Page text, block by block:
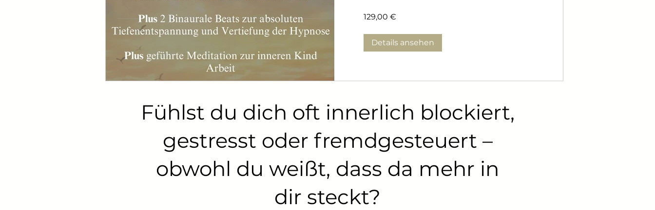
selbst
zurückgewinnen
129,00 €
Details ansehen
Fühlst du dich oft innerlich blockiert,
gestresst oder fremdgesteuert –
obwohl du weißt, dass da mehr in
dir steckt?